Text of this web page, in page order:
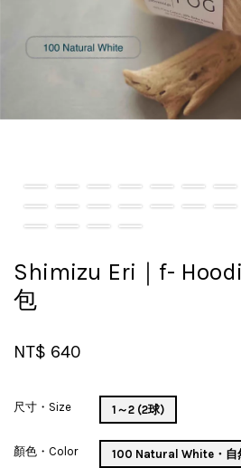
Shimizu Eri｜f-
包
NT$ 640
尺寸・Size 1～2 (2球)
顏色・Color 100 Natural White・自